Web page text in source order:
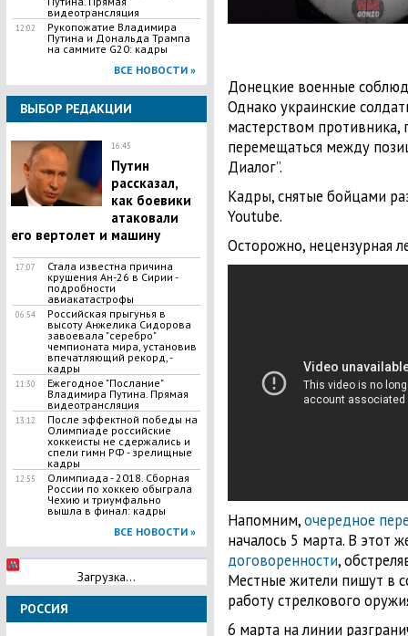
видеотрансляция
12:02
Рукопожатие Владимира
Путина и Дональда Трампа
на саммите G20: кадры
ВСЕ НОВОСТИ »
ВЫБОР РЕДАКЦИИ
16:45
Путин
рассказал,
как боевики
атаковали
его вертолет и машину
17:07
Стала известна причина
крушения Ан-26 в Сирии -
подробности
авиакатастрофы
06:54
Российская прыгунья в
высоту Анжелика Сидорова
завоевала "серебро"
чемпионата мира, установив
впечатляющий рекорд, -
кадры
11:30
Ежегодное "Послание"
Владимира Путина. Прямая
видеотрансляция
13:12
После эффектной победы на
Олимпиаде российские
хоккеисты не сдержались и
спели гимн РФ - зрелищные
кадры
12:55
Олимпиада - 2018. Сборная
России по хоккею обыграла
Чехию и триумфально
вышла в финал: кадры
ВСЕ НОВОСТИ »
Загрузка...
РОССИЯ
Донецкие военные
Однако украинские
мастерством
перемещаться между
Диалог”.
Кадры, снятые бойцами
Youtube.
Осторожно, нецензурная
Напомним,очередное
началось 5 марта. В этот
договоренности,
Местные жители пишут в
работу стрелкового
6 марта на линии